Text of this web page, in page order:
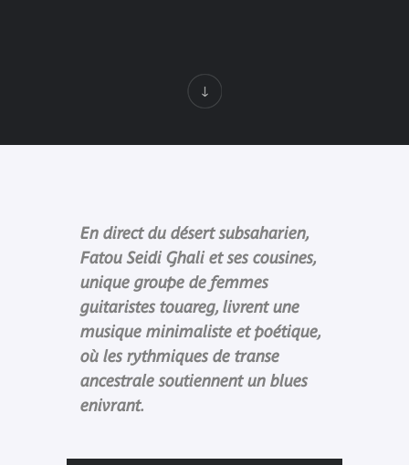
En direct du désert subsaharien,
Fatou Seidi Ghali et ses cousines,
unique groupe de femmes
guitaristes touareg, livrent une
musique minimaliste et poétique,
où les rythmiques de transe
ancestrale soutiennent un blues
enivrant.